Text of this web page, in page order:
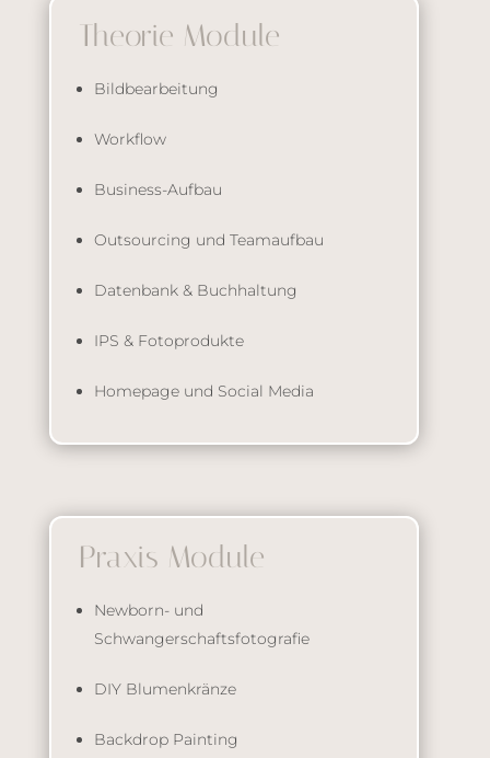
Theorie Module
Bildbearbeitung
Workflow
Business-Aufbau
Outsourcing und Teamaufbau
Datenbank & Buchhaltung
IPS & Fotoprodukte
Homepage und Social Media
Praxis Module
Newborn- und
Schwangerschaftsfotografie
DIY Blumenkränze
Backdrop Painting